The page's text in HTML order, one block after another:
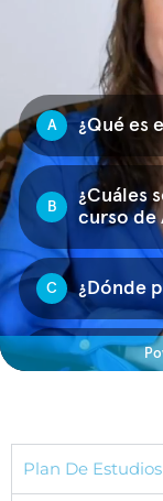
Plan De Estudios